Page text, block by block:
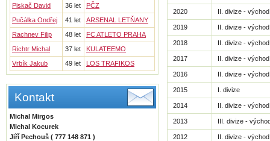
Piskač David
36 let
PČZ
Pučálka Ondřej
41 let
ARSENAL LETŇANY
Rachnev Filip
48 let
FC ATLETO PRAHA
Richtr Michal
37 let
KULATEEMO
Vrbík Jakub
49 let LOS TRAFIKOS
Kontakt
Michal Mirgos
Michal Kocurek
Jiří Pechouš ( 777 148 871 )
2020 II. divize - východ
2019 II. divize - východ
2018 II. divize - východ
2017 II. divize - východ
2016 II. divize - východ
2015 I. divize
2014 II. divize - východ
2013 III. divize -
2012 II. divize - východ